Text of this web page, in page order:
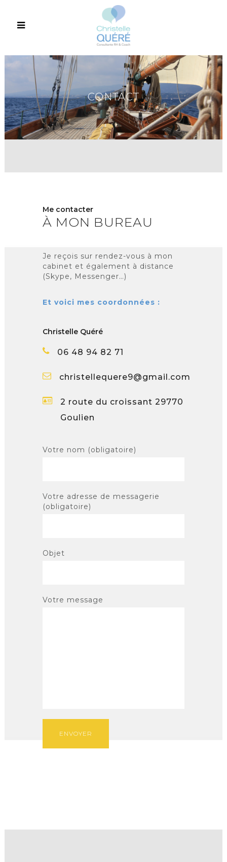
CONTACT
Me contacter
À MON BUREAU
Je reçois sur rendez-vous à mon
cabinet et également à distance
(Skype, Messenger…)
Et voici mes coordonnées :
Christelle Quéré
06 48 94 82 71
christellequere9@gmail.com
2 route du croissant 29770
Goulien
Votre nom (obligatoire)
Votre adresse de messagerie
(obligatoire)
Objet
Votre message